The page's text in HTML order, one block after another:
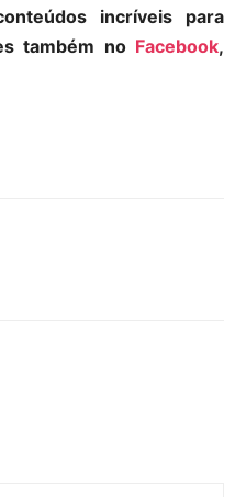
incríveis para
também no Facebook,